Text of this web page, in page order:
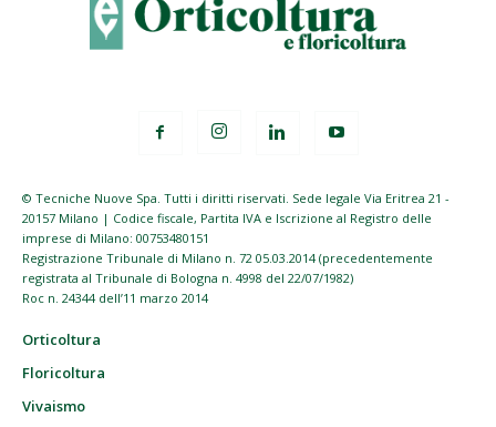
© Tecniche Nuove Spa. Tutti i diritti riservati. Sede legale Via Eritrea 21 -
20157 Milano | Codice fiscale, Partita IVA e Iscrizione al Registro delle
imprese di Milano: 00753480151
Registrazione Tribunale di Milano n. 72 05.03.2014 (precedentemente
registrata al Tribunale di Bologna n. 4998 del 22/07/1982)
Roc n. 24344 dell’11 marzo 2014
Orticoltura
Floricoltura
Vivaismo